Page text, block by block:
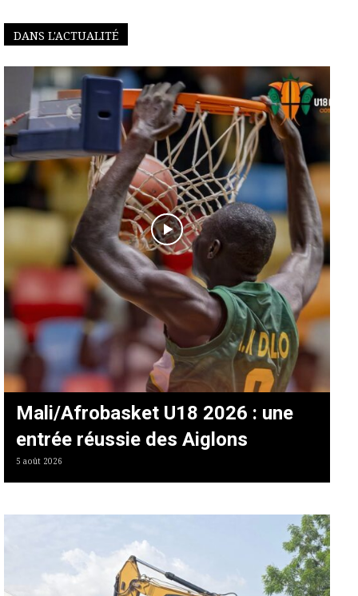
DANS L'ACTUALITÉ
Mali/Afrobasket U18 2026 : une
entrée réussie des Aiglons
5 août 2026